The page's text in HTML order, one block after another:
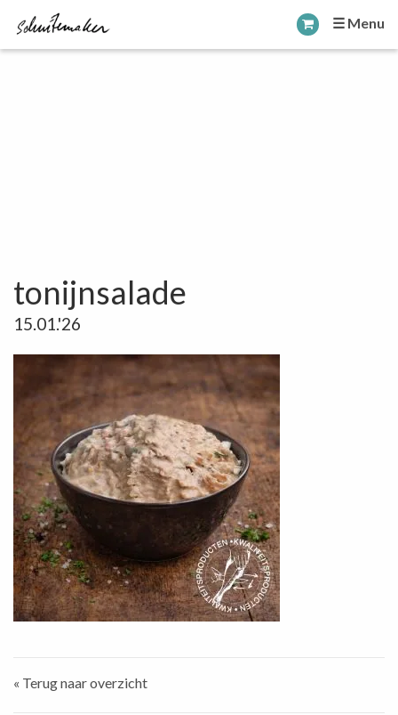
☰ Menu
tonijnsalade
15.01.'26
« Terug naar overzicht